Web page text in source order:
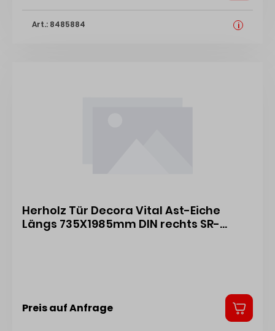
Art.: 8485884 i
Herholz Tür Decora Vital Ast-Eiche
Längs 735X1985mm DIN rechts SR-
Preis auf Anfrage